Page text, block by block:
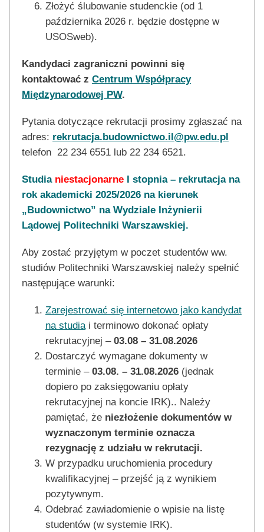
Złożyć ślubowanie studenckie (od 1
października 2026 r. będzie dostępne w
USOSweb).
Kandydaci zagraniczni powinni się
kontaktować z Centrum Współpracy
Międzynarodowej PW.
Pytania dotyczące rekrutacji prosimy zgłaszać na
adres: rekrutacja.budownictwo.il@pw.edu.pl
telefon 22 234 6551 lub 22 234 6521.
Studia niestacjonarne I stopnia – rekrutacja na
rok akademicki 2025/2026 na kierunek
„Budownictwo” na Wydziale Inżynierii
Lądowej Politechniki Warszawskiej.
Aby zostać przyjętym w poczet studentów ww.
studiów Politechniki Warszawskiej należy spełnić
następujące warunki:
Zarejestrować się internetowo jako kandydat
na studiai terminowo dokonać opłaty
rekrutacyjnej – 03.08 – 31.08.2026
Dostarczyć wymagane dokumenty w
terminie – 03.08. – 31.08.2026 (jednak
dopiero po zaksięgowaniu opłaty
rekrutacyjnej na koncie IRK).. Należy
pamiętać, że niezłożenie dokumentów w
wyznaczonym terminie oznacza
rezygnację z udziału w rekrutacji.
W przypadku uruchomienia procedury
kwalifikacyjnej – przejść ją z wynikiem
pozytywnym.
Odebrać zawiadomienie o wpisie na listę
studentów (w systemie IRK).